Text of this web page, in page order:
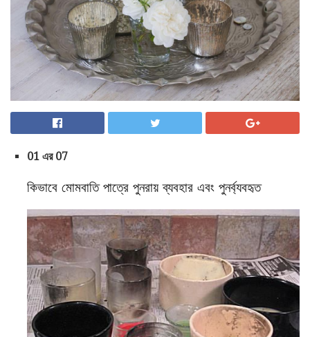
01 এর 07
কিভাবে মোমবাতি পাত্রে পুনরায় ব্যবহার এবং পুনর্ব্যবহৃত